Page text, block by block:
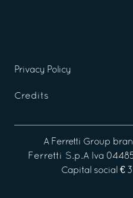
Privacy Policy
Credits
A Ferretti Group
Ferretti S.p.AIva
Capital social €